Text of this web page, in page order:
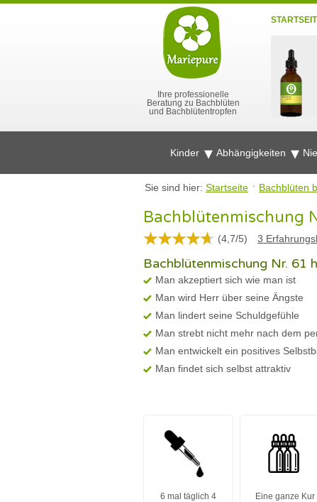
Ihre professionelle
Beratung zu Bachblüten
und Bachblütentropfen
Kinder Abhängigkeiten
Sie sind hier: Startseite Bachblüten
Bachblütenmischung
(4,7/5) 3
Bachblütenmischung Nr. 61
Man akzeptiert sich wie man ist
Man wird Herr über seine Ängste
Man lindert seine Schuldgefühle
Man strebt nicht mehr nach dem
Man entwickelt ein positives
Man findet sich selbst attraktiv
6 mal täglich 4
Eine ganze Kur